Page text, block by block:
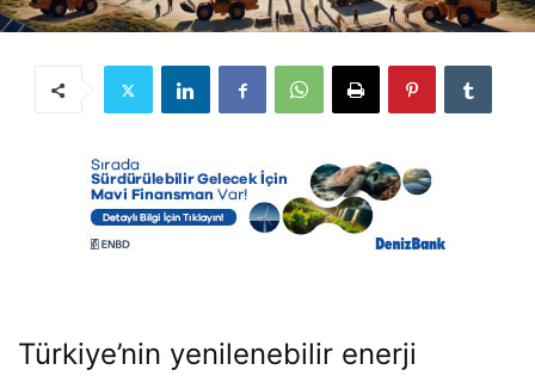
Türkiye’nin yenilenebilir enerji